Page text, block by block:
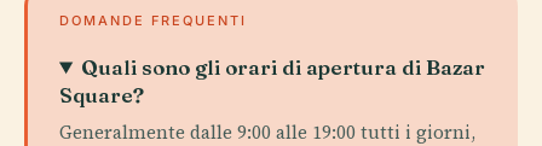
DOMANDE FREQUENTI
Quali sono gli orari di apertura di Bazar
Square?
Generalmente dalle 9:00 alle 19:00 tutti i giorni,